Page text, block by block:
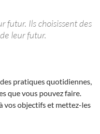
futur. Ils choisissent des
leur futur.
pratiques quotidiennes,
que vous pouvez faire.
vos objectifs et mettez-les